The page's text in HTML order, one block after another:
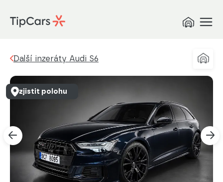
Další inzeráty Audi S6
zjistit polohu